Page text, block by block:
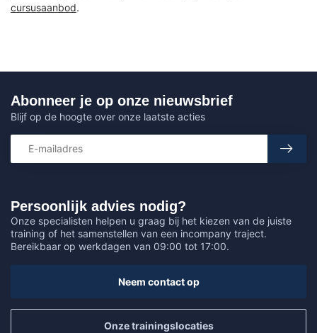
cursusaanbod.
Persoonlijk advies nodig?
Onze specialisten helpen u graag bij het kiezen van de juiste
training of het samenstellen van een incompany traject.
Bereikbaar op werkdagen van 09:00 tot 17:00.
Neem contact op
Onze trainingslocaties
Abonneer je op onze nieuwsbrief
Blijf op de hoogte over onze laatste acties